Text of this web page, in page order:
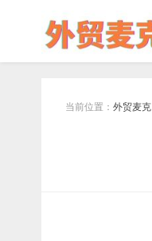
当前位置： 外贸麦克